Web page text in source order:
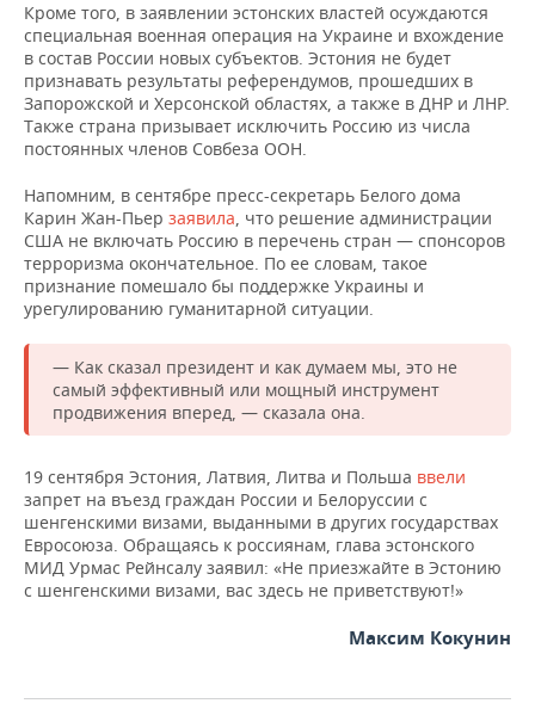
ЭНЕРГЕТИКА
УСЛУГИ
МЕДИА
ТЕЛЕКОММУНИКАЦИИ
ВЫЕЗДНАЯ РЕДАКЦИЯ
БИЗНЕС-БРАНЧИ
ONLINE-КОНФЕРЕНЦИИ
ОТКРЫТАЯ ЛЕКЦИЯ
НОВОСТИ СПОРТА
ФУТБОЛ
ХОККЕЙ
БАСКЕТБОЛ
ВОЛЕЙБОЛ
КИБЕРСПОРТ
ФИГУРНОЕ КАТАНИЕ
ВОДНЫЕ ВИДЫ СПОРТА
ХОККЕЙ С МЯЧОМ
ОБЩЕСТВО
НОВОСТИ ОБЩЕСТВА
ВЛАСТЬ
ИНФРАСТРУКТУРА
ИСТОРИЯ
КУЛЬТУРА
МЕДИЦИНА
ОБРАЗОВАНИЕ
ПРОИСШЕСТВИЯ
ФОТОГАЛЕРЕЯ
СЮЖЕТЫ
СПРАВОЧНИК
СПИСОК ПЕРСОН
СПИСОК КОМПАНИЙ
ПОЛНАЯ ВЕРСИЯ
Кроме того, в заявлении эстонских властей осуждаются
специальная военная операция на Украине и вхождение
в состав России новых субъектов. Эстония не будет
признавать результаты референдумов, прошедших в
Запорожской и Херсонской областях, а также в ДНР и ЛНР.
Также страна призывает исключить Россию из числа
постоянных членов Совбеза ООН.
Напомним, в сентябре пресс-секретарь Белого дома
Карин Жан-Пьер заявила, что решение администрации
США не включать Россию в перечень стран — спонсоров
терроризма окончательное. По ее словам, такое
признание помешало бы поддержке Украины и
урегулированию гуманитарной ситуации.
— Как сказал президент и как думаем мы, это не
самый эффективный или мощный инструмент
продвижения вперед, — сказала она.
19 сентября Эстония, Латвия, Литва и Польша ввели
запрет на въезд граждан России и Белоруссии с
шенгенскими визами, выданными в других государствах
Евросоюза. Обращаясь к россиянам, глава эстонского
МИД Урмас Рейнсалу заявил: «Не приезжайте в Эстонию
с шенгенскими визами, вас здесь не приветствуют!»
Максим Кокунин